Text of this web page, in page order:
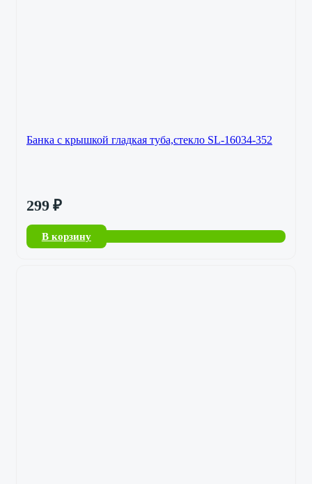
Банка с крышкой гладкая туба,стекло SL-16034-352
299 ₽
В корзину